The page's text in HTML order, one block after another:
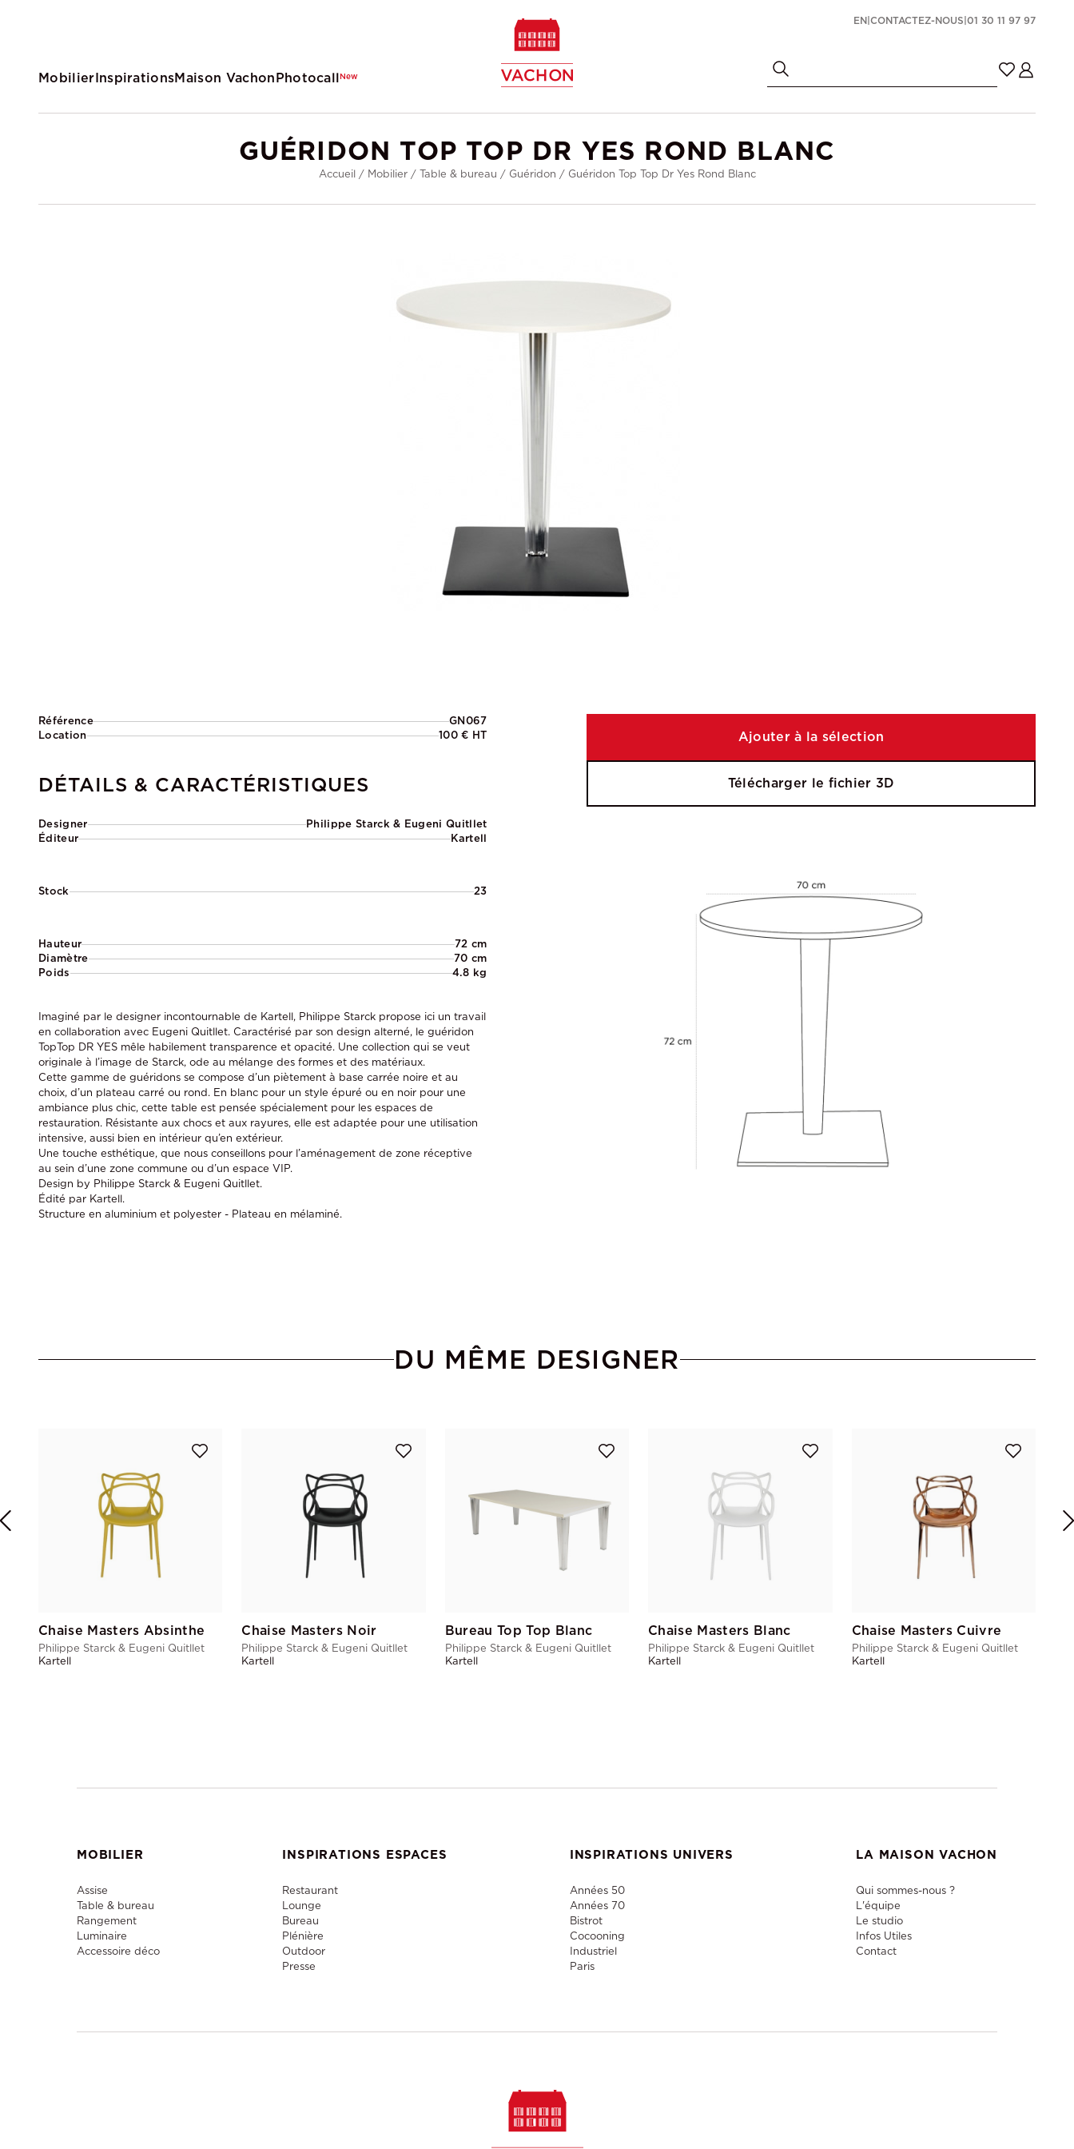
MobilierInspirationsMaison VachonPhotocallNew
EN CONTACTEZ-NOUS 01 30 11 97 97
GUÉRIDON TOP TOP DR YES ROND BLANC
Accueil / Mobilier/ Table & bureau / Guéridon / Guéridon Top Top Dr Yes Rond Blanc
Référence
GN067
Location
100 € HT
DÉTAILS & CARACTÉRISTIQUES
Designer
Philippe Starck & Eugeni Quitllet
Éditeur
Kartell
Stock 23
Hauteur
72 cm
Diamètre
70 cm
Poids
4.8 kg
Imaginé par le designer incontournable de Kartell, Philippe Starck propose ici un travail
en collaboration avec Eugeni Quitllet. Caractérisé par son design alterné, le guéridon
TopTop DR YES mêle habilement transparence et opacité. Une collection qui se veut
originale à l’image de Starck, ode au mélange des formes et des matériaux.
Cette gamme de guéridons se compose d’un piètement à base carrée noire et au
choix, d’un plateau carré ou rond. En blanc pour un style épuré ou en noir pour une
ambiance plus chic, cette table est pensée spécialement pour les espaces de
restauration. Résistante aux chocs et aux rayures, elle est adaptée pour une utilisation
intensive, aussi bien en intérieur qu’en extérieur.
Une touche esthétique, que nous conseillons pour l’aménagement de zone réceptive
au sein d’une zone commune ou d’un espace VIP.
Design by Philippe Starck & Eugeni Quitllet.
Édité par Kartell.
Structure en aluminium et polyester - Plateau en mélaminé.
Ajouter à la sélection
Télécharger le fichier 3D
DU MÊME DESIGNER
Chaise Masters Absinthe
Philippe Starck & Eugeni Quitllet
Kartell
Chaise Masters Noir
Philippe Starck & Eugeni Quitllet
Kartell
Bureau Top Top Blanc
Philippe Starck & Eugeni Quitllet
Kartell
Chaise Masters Blanc
Philippe Starck & Eugeni Quitllet
Kartell
Chaise Masters Cuivre
Philippe Starck & Eugeni Quitllet
Kartell
MOBILIER
Assise
Table & bureau
Rangement
Luminaire
Accessoire déco
INSPIRATIONS ESPACES
Restaurant
Lounge
Bureau
Plénière
Outdoor
Presse
INSPIRATIONS UNIVERS
Années 50
Années 70
Bistrot
Cocooning
Industriel
Paris
LA MAISON VACHON
Qui sommes-nous ?
L'équipe
Le studio
Infos Utiles
Contact